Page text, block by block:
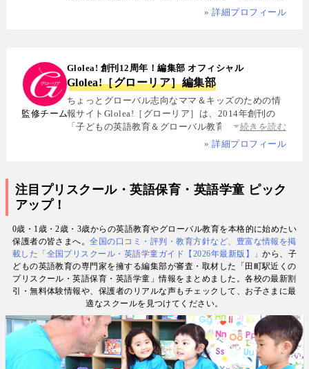
国籍シェアハウスで約5年間生活し、リアルな多文化
スペイン語・中国語・日本語の4言語を駆使し、世界
中の女性や母親と対話・取材を継続. 親子留学、バイ
リンガル育児、おうち英語、子どもオンライン英会
話に関する実体験に基づく信頼性の高い情報を発信
している. 著書に『子育てツイッター入門』ほか、日
経、AERA、NewsPicksなどでの寄稿・監修実績多数
» 詳細プロフィール
監修チーム
Glolea! 創刊12周年！編集部 オフィシャル
Glolea!［グローリア］編集部
ちょっとグローバル志向なママ＆キッズのための情
報サイトGlolea!［グローリア］は、2014年創刊の
「子どもの英語教育＆グローバル教育」に特化した
専門メディア. 英語にはじめて触れるお子様から帰国
800名にグローバル教育を実践した英語学習コーチ.
で子育て中のワーキングママなど多様な専門家が多
数. 日経・AERA with kids・AERA・NewsPicks等の
情報提供・寄稿・監修実績も豊富な“世界と子どもの
未来をつなぐ情報ハブ”です。
続きを読む
» 詳細プロフィール
注目プリスクール・英語保育・英語学童 ピック
アップ！
0歳・1歳・2歳・3歳からの英語教育やグローバル教育を本格的に始めたい
保護者の皆さまへ。全国の口コミ・評判・教育方針など、豊富な情報を掲
載した「全国プリスクール・英語学童ガイド【2026年最新版】」から、子
どもの英語教育の専門家を擁する編集部が審査・取材した「田町駅近くの
プリスクール・英語保育・英語学童」情報をまとめました。各校の最新割
引・無料体験情報や、保護者のリアルな声もチェックして、お子さまに最
適なスクールを見つけてください。